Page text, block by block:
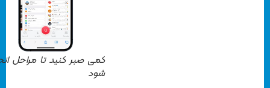
کمی صبر کنید تا مراحل انجام